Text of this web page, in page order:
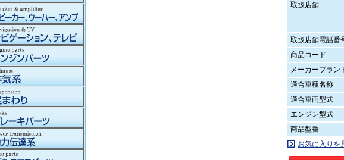
取扱店舗
取扱店舗電話番
商品コード
メーカーブラン
適合車種名称
適合車両型式
エンジン型式
商品型番
お気に入りを